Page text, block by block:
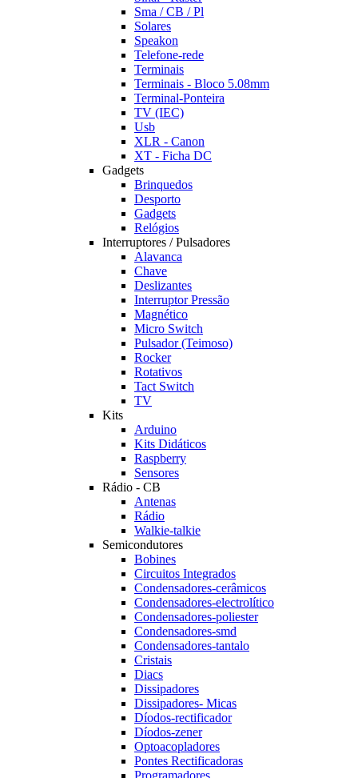
Sma / CB / Pl
Solares
Speakon
Telefone-rede
Terminais
Terminais - Bloco 5.08mm
Terminal-Ponteira
TV (IEC)
Usb
XLR - Canon
XT - Ficha DC
Gadgets
Brinquedos
Desporto
Gadgets
Relógios
Interruptores / Pulsadores
Alavanca
Chave
Deslizantes
Interruptor Pressão
Magnético
Micro Switch
Pulsador (Teimoso)
Rocker
Rotativos
Tact Switch
TV
Kits
Arduino
Kits Didáticos
Raspberry
Sensores
Rádio - CB
Antenas
Rádio
Walkie-talkie
Semicondutores
Bobines
Circuitos Integrados
Condensadores-cerâmicos
Condensadores-electrolítico
Condensadores-poliester
Condensadores-smd
Condensadores-tantalo
Cristais
Diacs
Dissipadores
Dissipadores- Micas
Díodos-rectificador
Díodos-zener
Optoacopladores
Pontes Rectificadoras
Programadores